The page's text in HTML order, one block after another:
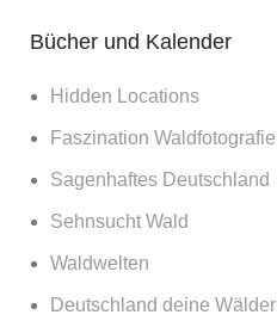
Bücher und Kalender
Hidden Locations
Faszination Waldfotografie
Sagenhaftes Deutschland
Sehnsucht Wald
Waldwelten
Deutschland deine Wälder